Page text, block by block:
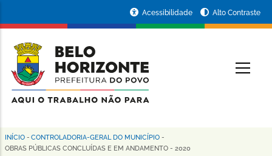
conteúdo
principal
da
Prefeitura
de
Horizonte
Acessibilidade Alto Contraste
Trilha
INÍCIO - CONTROLADORIA-GERAL DO MUNICÍPIO -
OBRAS PÚBLICAS CONCLUÍDAS E EM ANDAMENTO - 2020